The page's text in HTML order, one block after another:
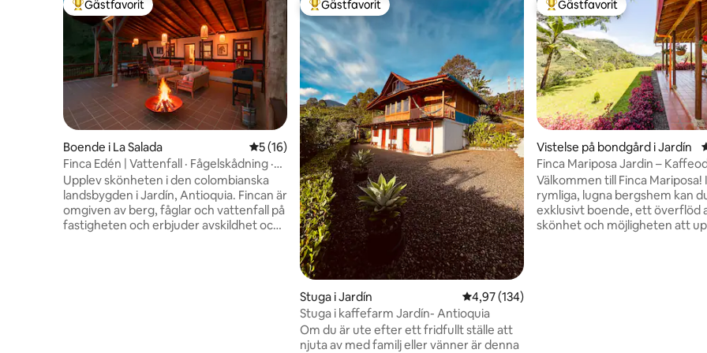
Populär gästfavorit
Gästfavorit
Boende i La Salada 5 av 5 i genomsnittligt betyg, 16 omdömen
5 (16)
Finca Edén | Vattenfall · Fågelskådning ·
Fjällutsikt
Upplev skönheten i den colombianska
landsbygden i Jardín, Antioquia. Fincan är
omgiven av berg, fåglar och vattenfall på
fastigheten och erbjuder avskildhet och
Populär gästfavorit
Gästfavorit
Stuga i Jardín 4,97 av 5 i genomsnittligt betyg, 134
4,97 (134)
Stuga i kaffefarm Jardín- Antioquia
Om du är ute efter ett fridfullt ställe att
njuta av med familj eller vänner är denna
Populär gästfavorit
Gästfavorit
Vistelse på bondgård i Jardín
Finca Mariposa Jardin –
Colombia!
Välkommen till Finca Mariposa! I vårt
rymliga, lugna bergshem kan
exklusivt boende, ett överflöd
skönhet och möjligheten att